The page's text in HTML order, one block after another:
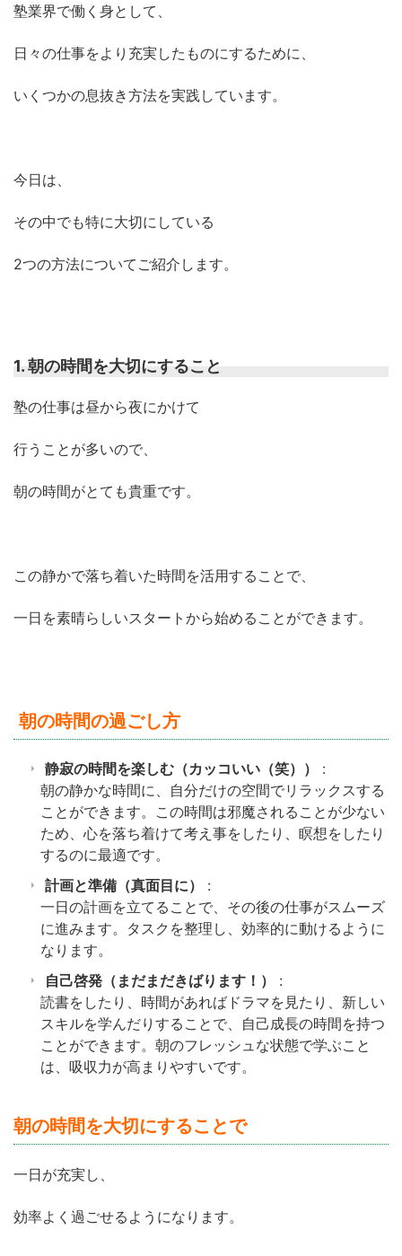
塾業界で働く身として、
日々の仕事をより充実したものにするために、
いくつかの息抜き方法を実践しています。
今日は、
その中でも特に大切にしている
2つの方法についてご紹介します。
1. 朝の時間を大切にすること
塾の仕事は昼から夜にかけて
行うことが多いので、
朝の時間がとても貴重です。
この静かで落ち着いた時間を活用することで、
一日を素晴らしいスタートから始めることができます。
朝の時間の過ごし方
静寂の時間を楽しむ（カッコいい（笑））
:
朝の静かな時間に、自分だけの空間でリラックスする
ことができます。この時間は邪魔されることが少ない
ため、心を落ち着けて考え事をしたり、瞑想をしたり
するのに最適です。
計画と準備（真面目に）
:
一日の計画を立てることで、その後の仕事がスムーズ
に進みます。タスクを整理し、効率的に動けるように
なります。
自己啓発（まだまだきばります！）
:
読書をしたり、時間があればドラマを見たり、新しい
スキルを学んだりすることで、自己成長の時間を持つ
ことができます。朝のフレッシュな状態で学ぶこと
は、吸収力が高まりやすいです。
朝の時間を大切にすることで
一日が充実し、
効率よく過ごせるようになります。